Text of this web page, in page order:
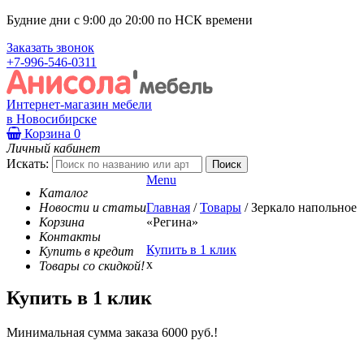
Будние дни с 9:00 до 20:00 по НСК времени
Заказать звонок
+7-996-546-0311
Интернет-магазин мебели
в Новосибирске
Корзина 0
Личный кабинет
Искать:
Каталог
Новости и статьи
Корзина
Контакты
Купить в кредит
Товары со скидкой!
Menu
Главная / Товары / Зеркало напольное
«Регина»
Купить в 1 клик
x
Купить в 1 клик
Минимальная сумма заказа 6000 руб.!